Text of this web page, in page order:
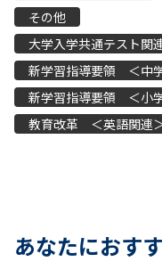
その他
大学入学共通テスト関
新学習指導要領 ＜中
新学習指導要領 ＜小
教育改革 ＜英語関連
あなたにおす